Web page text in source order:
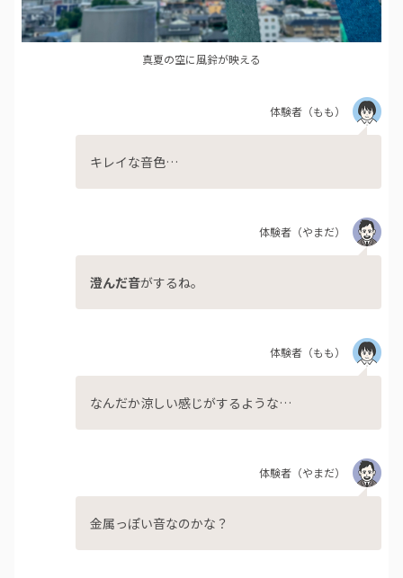
真夏の空に風鈴が映える
体験者 （もも）
キレイな音色…
体験者 （やまだ）
澄んだ音がするね。
体験者 （もも）
なんだか涼しい感じがするような…
体験者 （やまだ）
金属っぽい音なのかな？